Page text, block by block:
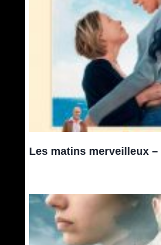
Les matins merveilleux –